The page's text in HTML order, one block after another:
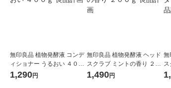
無印良品 植物発酵液 コンデ
ィショナー うるおい ４００
ｇ 良品計画
1,290円
無印良品 植物発酵液 ヘッド
スクラブ ミントの香り ２０
０ｇ 良品計画
1,490円
無
ス
２